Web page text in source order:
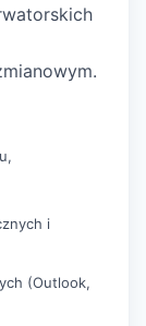
i
(Outlook,